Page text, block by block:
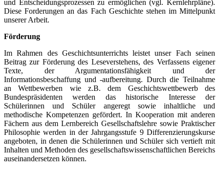
und Entscheidungsprozessen zu ermöglichen (vgl. Kernlehrpläne).
Diese Forderungen an das Fach Geschichte stehen im Mittelpunkt
unserer Arbeit.
Förderung
Im Rahmen des Geschichtsunterrichts leistet unser Fach seinen
Beitrag zur Förderung des Leseverstehens, des Verfassens eigener
Texte, der Argumentationsfähigkeit und der
Informationsbeschaffung und -aufbereitung. Durch die Teilnahme
an Wettbewerben wie z.B. dem Geschichtswettbewerb des
Bundespräsidenten werden das historische Interesse der
Schülerinnen und Schüler angeregt sowie inhaltliche und
methodische Kompetenzen gefördert. In Kooperation mit anderen
Fächern aus dem Lernbereich Gesellschaftslehre sowie Praktischer
Philosophie werden in der Jahrgangsstufe 9 Differenzierungskurse
angeboten, in denen die Schülerinnen und Schüler sich vertieft mit
Inhalten und Methoden des gesellschaftswissenschaftlichen Bereichs
auseinandersetzen können.